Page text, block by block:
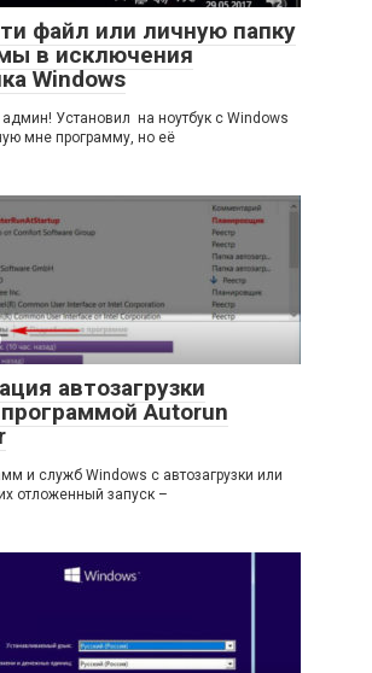
файл или личную папку
в исключения
Windows
админ! Установил на ноутбук с Windows
мне программу, но её
автозагрузки
Autorun
и служб Windows с автозагрузки или
отложенный запуск –